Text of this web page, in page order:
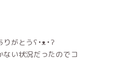
りがとうʕ•ᴥ•ʔ
ない状況だったのでコ